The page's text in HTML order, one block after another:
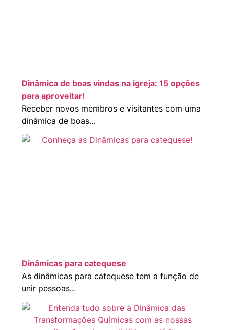
Dinâmica de boas vindas na igreja: 15 opções
para aproveitar!
Receber novos membros e visitantes com uma
dinâmica de boas...
Dinâmicas para catequese
As dinâmicas para catequese tem a função de
unir pessoas...